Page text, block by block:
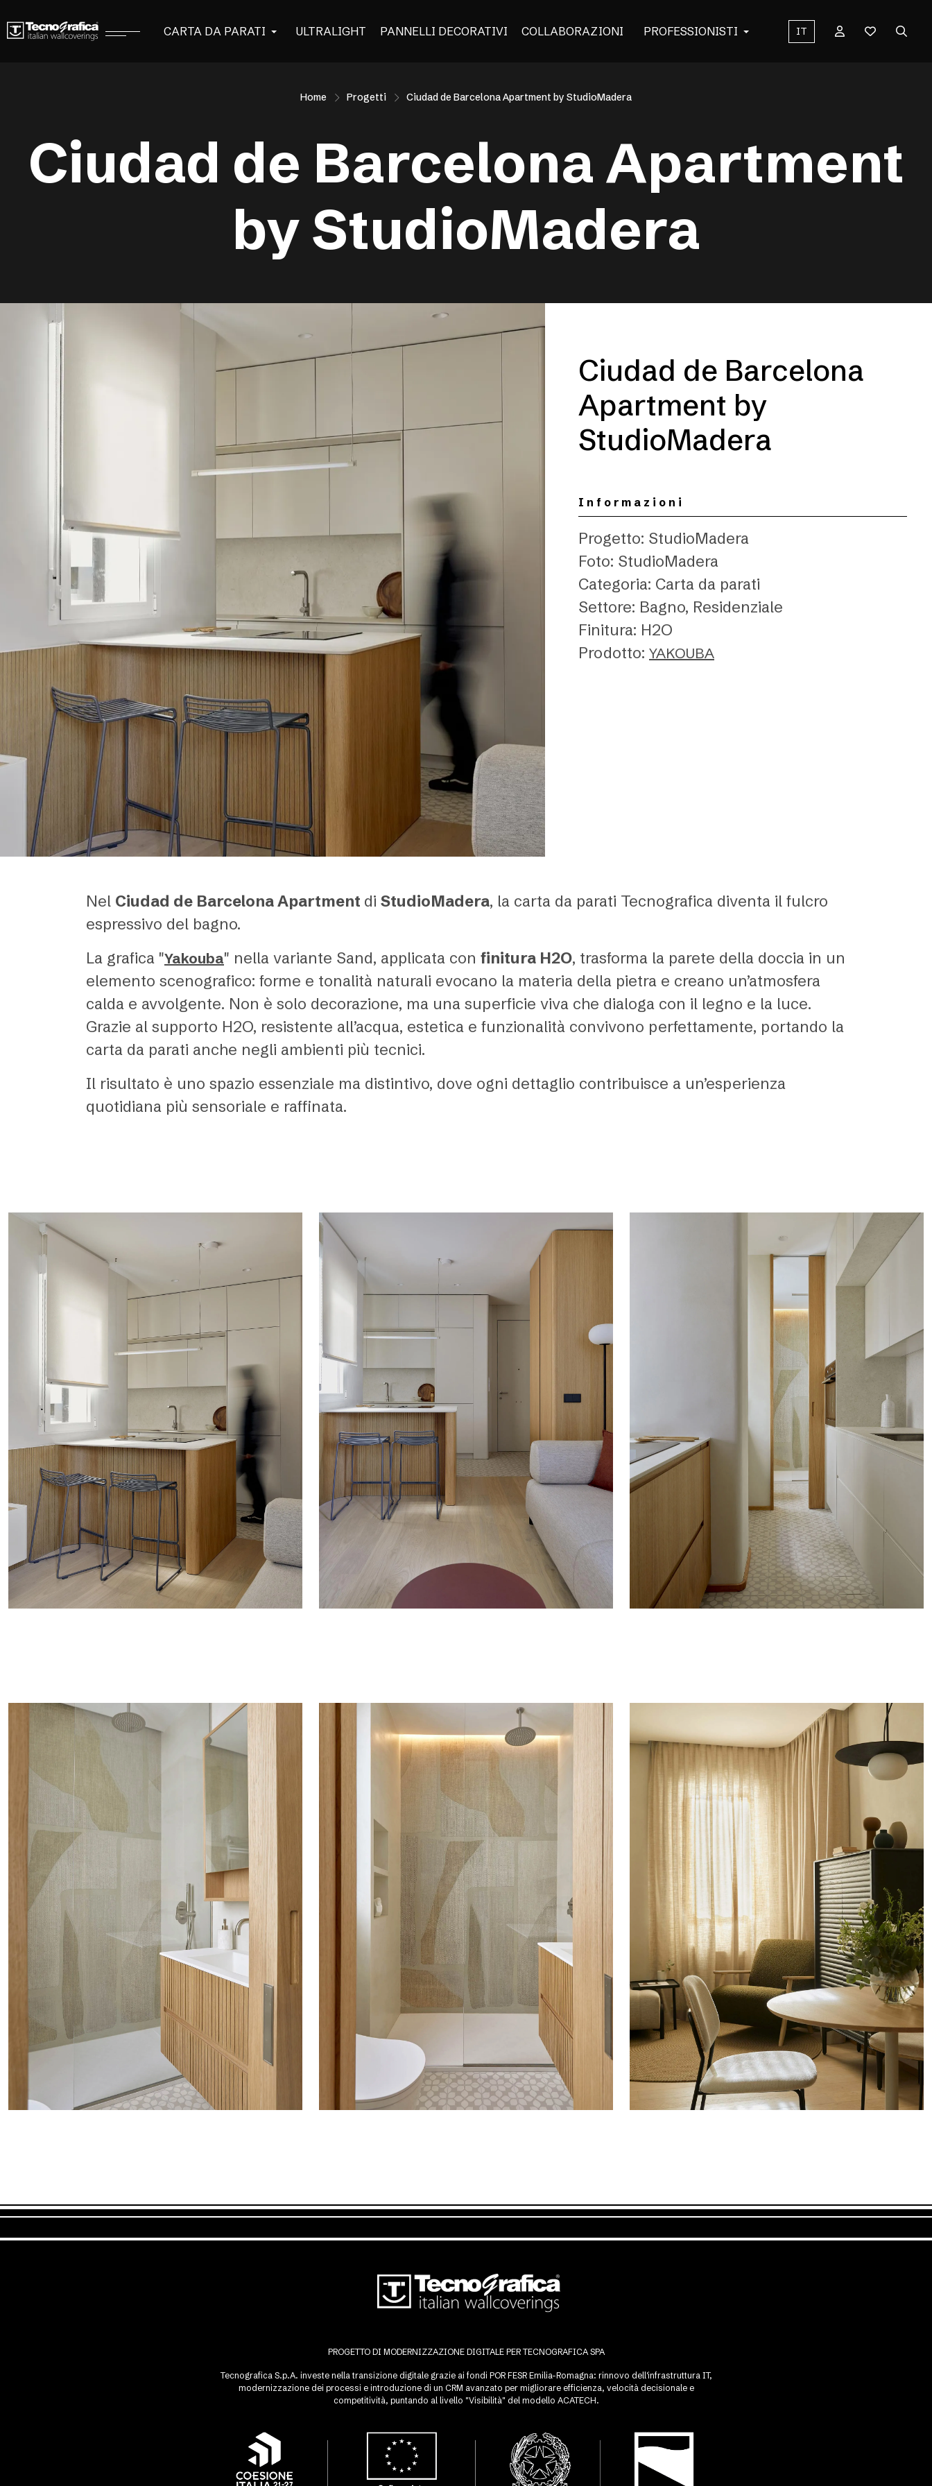
CARTA DA PARATI ULTRALIGHT PANNELLI DECORATIVI COLLABORAZIONI PROFESSIONISTI IT
Home Progetti Ciudad de Barcelona Apartment by StudioMadera
Ciudad de Barcelona Apartment
by StudioMadera
Ciudad de Barcelona
Apartment by
StudioMadera
Informazioni
Progetto: StudioMadera
Foto: StudioMadera
Categoria: Carta da parati
Settore: Bagno, Residenziale
Finitura: H2O
Prodotto: YAKOUBA
Nel Ciudad de Barcelona Apartment di StudioMadera, la carta da parati Tecnografica diventa il fulcro
espressivo del bagno.
La grafica "Yakouba" nella variante Sand, applicata con finitura H2O, trasforma la parete della doccia in un
elemento scenografico: forme e tonalità naturali evocano la materia della pietra e creano un’atmosfera
calda e avvolgente. Non è solo decorazione, ma una superficie viva che dialoga con il legno e la luce.
Grazie al supporto H2O, resistente all’acqua, estetica e funzionalità convivono perfettamente, portando la
carta da parati anche negli ambienti più tecnici.
Il risultato è uno spazio essenziale ma distintivo, dove ogni dettaglio contribuisce a un’esperienza
quotidiana più sensoriale e raffinata.
PROGETTO DI MODERNIZZAZIONE DIGITALE PER TECNOGRAFICA SPA
Tecnografica S.p.A. investe nella transizione digitale grazie ai fondi POR FESR Emilia-Romagna: rinnovo dell'infrastruttura IT,
modernizzazione dei processi e introduzione di un CRM avanzato per migliorare efficienza, velocità decisionale e
competitività, puntando al livello "Visibilità" del modello ACATECH.